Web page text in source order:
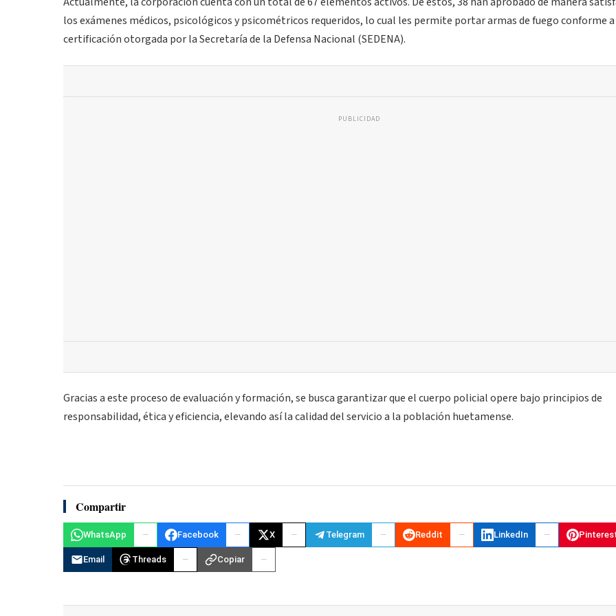
los exámenes médicos, psicológicos y psicométricos requeridos, lo cual les permite portar armas de fuego conforme
certificación otorgada por la Secretaría de la Defensa Nacional (SEDENA).
PUBLICIDAD
Gracias a este proceso de evaluación y formación, se busca garantizar que el cuerpo policial opere bajo principios de
responsabilidad, ética y eficiencia, elevando así la calidad del servicio a la población huetamense.
Compartir
WhatsApp Facebook X Telegram Reddit LinkedIn
Email Threads Copiar